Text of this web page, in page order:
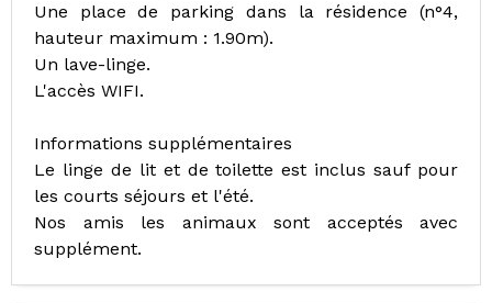
Une place de parking dans la résidence (n°4,
hauteur maximum : 1.90m).
Un lave-linge.
L'accès WIFI.
Informations supplémentaires
Le linge de lit et de toilette est inclus sauf pour
les courts séjours et l'été.
Nos amis les animaux sont acceptés avec
supplément.